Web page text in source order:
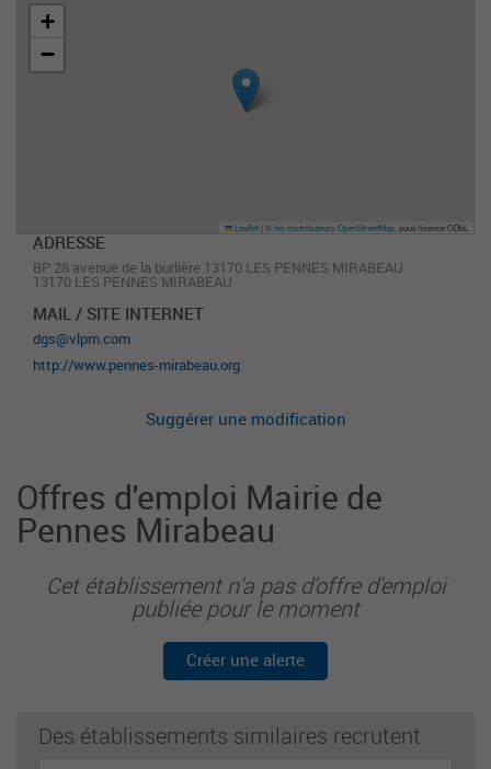
+
−
Leaflet ©les contributeurs OpenStreetMap , sous licence ODbL
ADRESSE
BP 28 avenue de la burlière 13170 LES PENNES MIRABEAU
13170 LES PENNES MIRABEAU
MAIL / SITE INTERNET
dgs@vlpm.com
http://www.pennes-mirabeau.org
Suggérer une modification
Offres d'emploi Mairie de
Pennes Mirabeau
Cet établissement n'a pas d'offre d'emploi
publiée pour le moment
Créer une alerte
Des établissements similaires recrutent